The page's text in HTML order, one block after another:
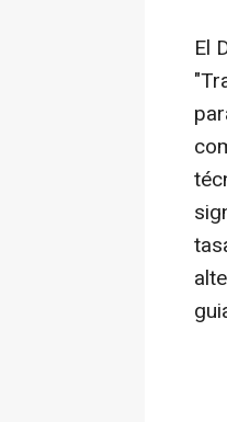
El